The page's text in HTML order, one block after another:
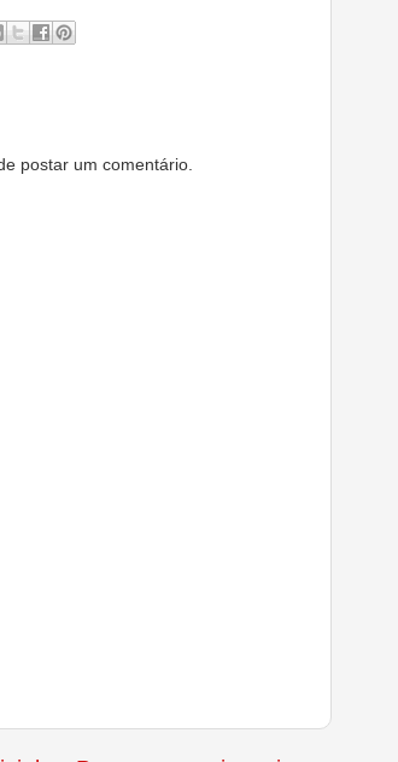
postar um comentário.